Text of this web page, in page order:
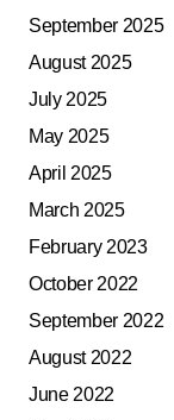
September 2025
August 2025
July 2025
May 2025
April 2025
March 2025
February 2023
October 2022
September 2022
August 2022
June 2022